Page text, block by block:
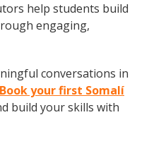
help students build
engaging,
conversations in
Book your first Somalí
build your skills with